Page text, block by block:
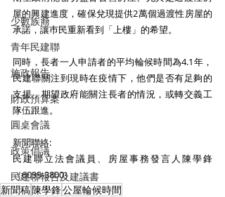
少數族裔
青年民建聯
施政報告
財政預算案
圓桌會議
政策倡議
民建聯報告及建議書
屋的興建進度，確保兌現提供2萬個過渡性房屋的
承諾，讓巿民重新看到「上樓」的希望。
同時，長者一人申請者的平均輪候時間為4.1年，
民建聯關注到現時在疫情下，他們是否有足夠的
支援，期望政府能關注長者的情況，或轉交義工
隊伍跟進。
新聞聯絡:
民建聯立法會議員、房屋事務發言人陳學鋒
（6099-3800）
新聞稿陳學鋒公屋輪候時間